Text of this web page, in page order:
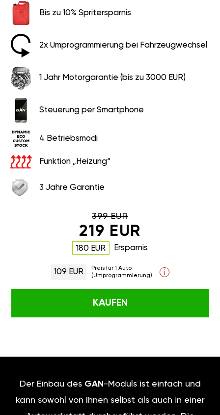
Bis zu 10% Spritersparnis
2x Umprogrammierung bei Fahrzeugwechsel
1 Jahr Motorgarantie (bis zu 3000 EUR)
Steuerung per Smartphone
4 Betriebsmodi
Funktion „Heizung“
3 Jahre Garantie
399 EUR
219 EUR
180 EUR Ersparnis
109 EUR
Preis für 1 Auto
(Umprogrammierung)
i
KAUFEN
Der Einbau des GAN -Moduls ist einfach und
kann sowohl von Ihnen selbst als auch in einer